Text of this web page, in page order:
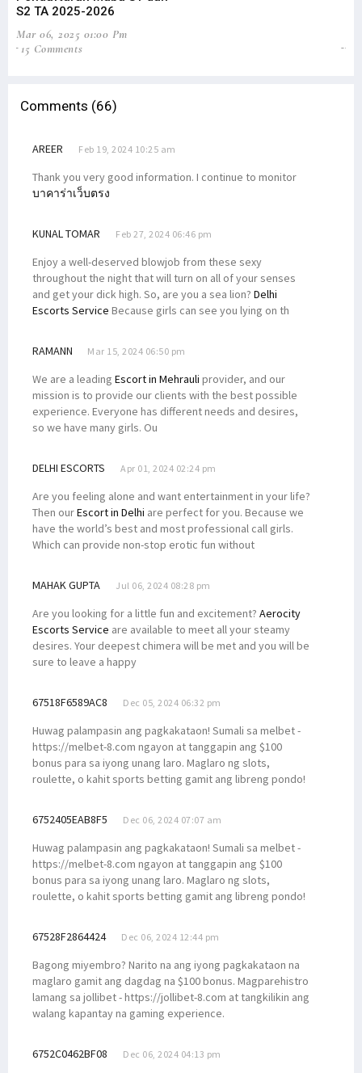
S2 TA 2025-2026
Mar 06, 2025 01:00 Pm
15 Comments
Comments (66)
AREER Feb 19, 2024 10:25 am
Thank you very good information. I continue to monitor
บาคาร่าเว็บตรง
KUNAL TOMAR Feb 27, 2024 06:46 pm
Enjoy a well-deserved blowjob from these sexy
throughout the night that will turn on all of your senses
and get your dick high. So, are you a sea lion? Delhi
Escorts Service Because girls can see you lying on th
RAMANN Mar 15, 2024 06:50 pm
We are a leading Escort in Mehrauli provider, and our
mission is to provide our clients with the best possible
experience. Everyone has different needs and desires,
so we have many girls. Ou
DELHI ESCORTS Apr 01, 2024 02:24 pm
Are you feeling alone and want entertainment in your life?
Then ourEscort in Delhi are perfect for you. Because we
have the world’s best and most professional call girls.
Which can provide non-stop erotic fun without
MAHAK GUPTA Jul 06, 2024 08:28 pm
Are you looking for a little fun and excitement? Aerocity
Escorts Service are available to meet all your steamy
desires. Your deepest chimera will be met and you will be
sure to leave a happy
67518F6589AC8 Dec 05, 2024 06:32 pm
Huwag palampasin ang pagkakataon! Sumali sa melbet -
https://melbet-8.com ngayon at tanggapin ang $100
bonus para sa iyong unang laro. Maglaro ng slots,
roulette, o kahit sports betting gamit ang libreng pondo!
6752405EAB8F5 Dec 06, 2024 07:07 am
Huwag palampasin ang pagkakataon! Sumali sa melbet -
https://melbet-8.com ngayon at tanggapin ang $100
bonus para sa iyong unang laro. Maglaro ng slots,
roulette, o kahit sports betting gamit ang libreng pondo!
67528F2864424 Dec 06, 2024 12:44 pm
Bagong miyembro? Narito na ang iyong pagkakataon na
maglaro gamit ang dagdag na $100 bonus. Magparehistro
lamang sa jollibet - https://jollibet-8.com at tangkilikin ang
walang kapantay na gaming experience.
6752C0462BF08 Dec 06, 2024 04:13 pm